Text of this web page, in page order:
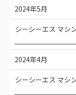
2024年5月
シーシーエス マシ
2024年4月
シーシーエス マシ